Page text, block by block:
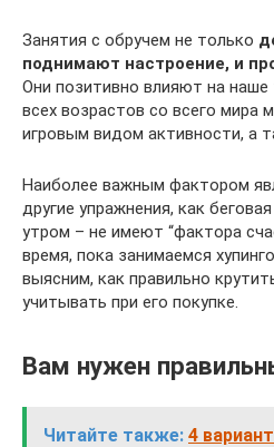
Занятия с обручем не только
поднимают настроение, и
Они позитивно влияют на
всех возрастов со всего мира
игровым видом активности, а
Наиболее важным фактором
другие упражнения, как
утром – не имеют “фактора
время, пока занимаемся
выясним, как правильно
учитывать при его покупке.
Вам нужен
Читайте также: 4